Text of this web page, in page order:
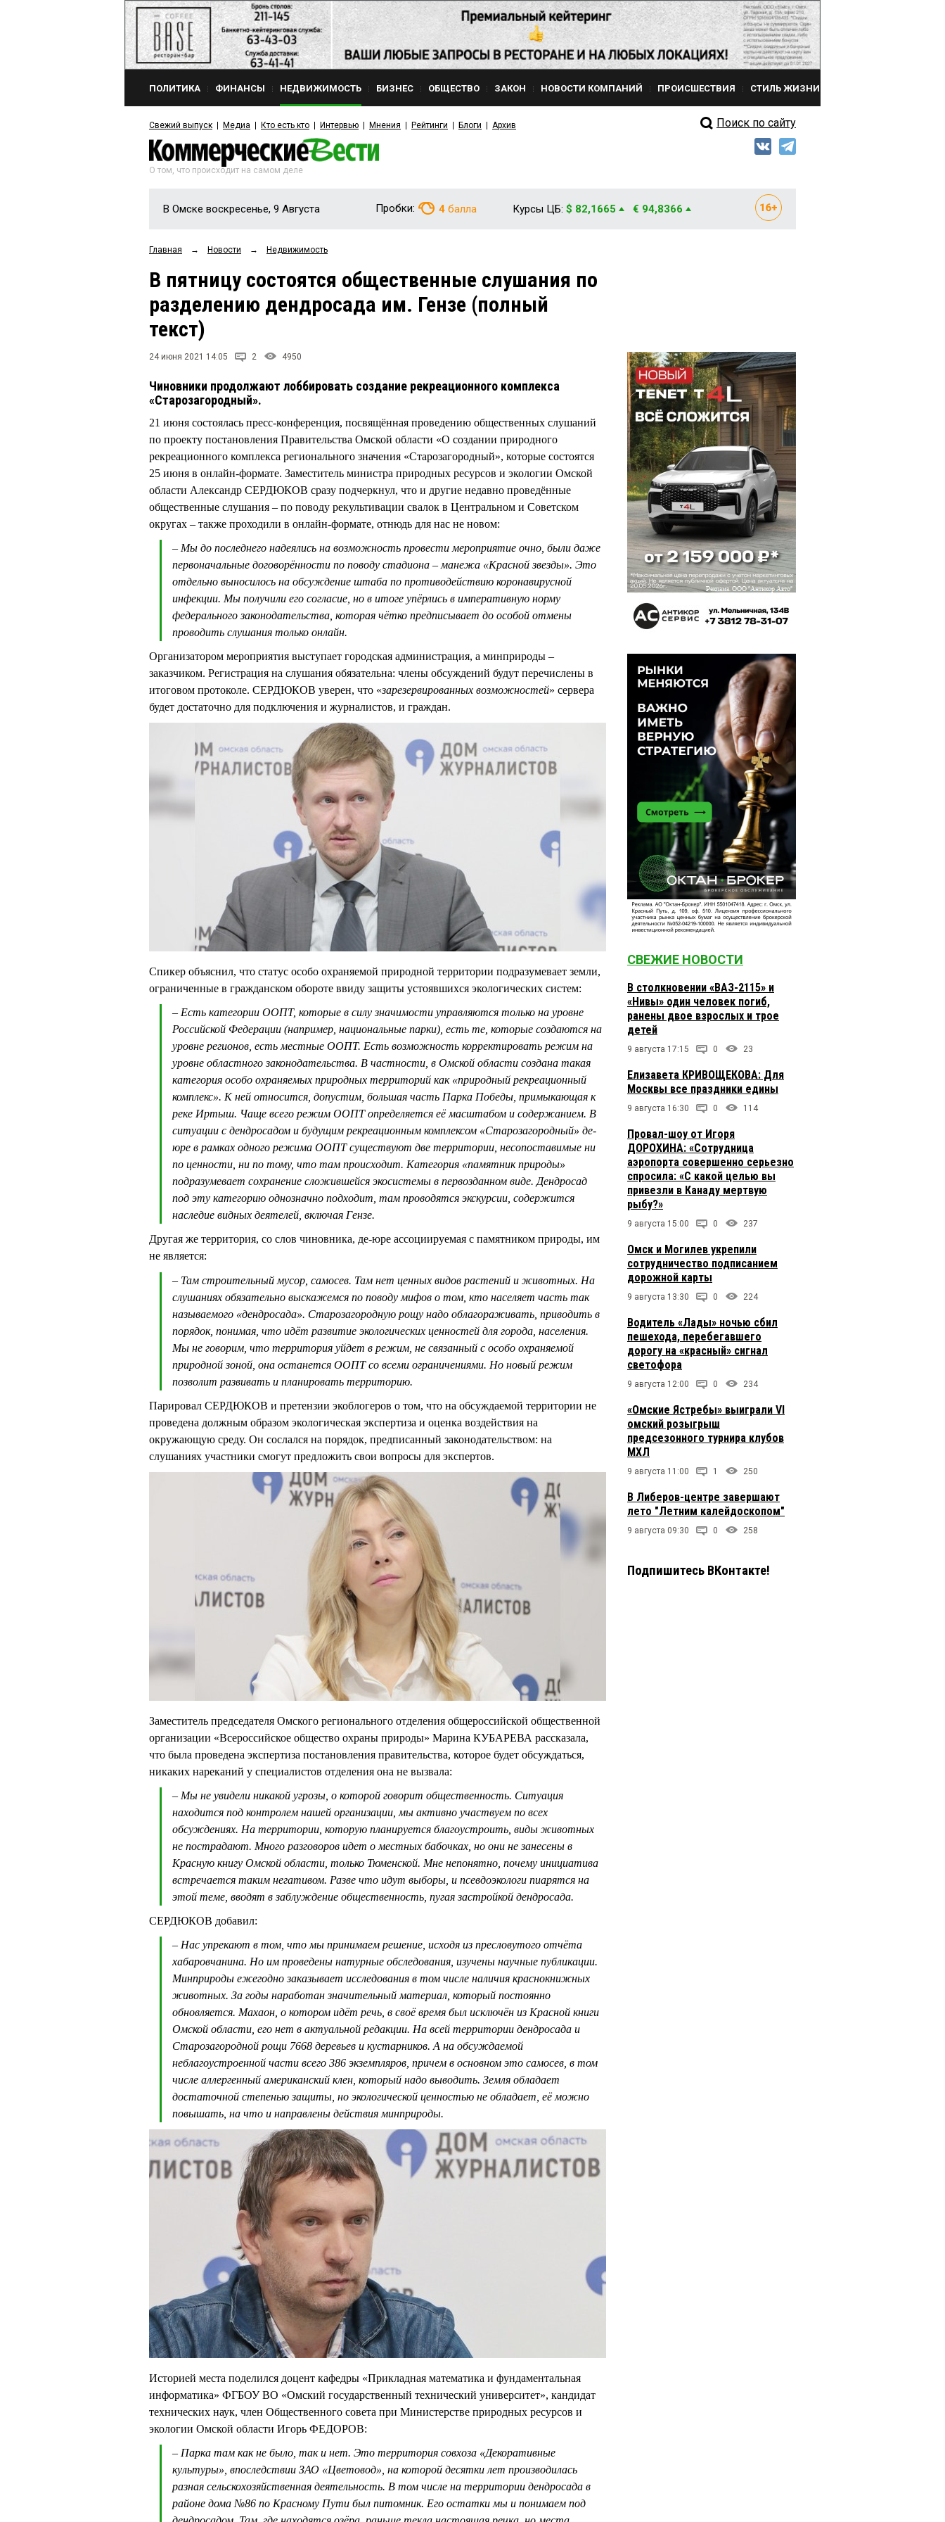
ПОЛИТИКА ФИНАНСЫ НЕДВИЖИМОСТЬ БИЗНЕС ОБЩЕСТВО ЗАКОН НОВОСТИ КОМПАНИЙ ПРОИСШЕСТВИЯ СТИЛЬ ЖИЗНИ
Свежий выпуск Медиа Кто есть кто Интервью Мнения Рейтинги Блоги Архив Поиск по сайту
О том, что происходит на самом деле
В Омске воскресенье, 9 Августа Пробки: 4 балла Курсы ЦБ: $ 82,1665 € 94,8366
Главная → Новости → Недвижимость
В пятницу состоятся общественные слушания по
разделению дендросада им. Гензе (полный
текст)
24 июня 2021 14:05 2 4950
Чиновники продолжают лоббировать создание рекреационного комплекса
«Старозагородный».
21 июня состоялась пресс-конференция, посвящённая проведению общественных слушаний
по проекту постановления Правительства Омской области «О создании природного
рекреационного комплекса регионального значения «Старозагородный», которые состоятся
25 июня в онлайн-формате. Заместитель министра природных ресурсов и экологии Омской
области Александр СЕРДЮКОВ сразу подчеркнул, что и другие недавно проведённые
общественные слушания – по поводу рекультивации свалок в Центральном и Советском
округах – также проходили в онлайн-формате, отнюдь для нас не новом:
– Мы до последнего надеялись на возможность провести мероприятие очно, были даже
первоначальные договорённости по поводу стадиона – манежа «Красной звезды». Это
отдельно выносилось на обсуждение штаба по противодействию коронавирусной
инфекции. Мы получили его согласие, но в итоге упёрлись в императивную норму
федерального законодательства, которая чётко предписывает до особой отмены
проводить слушания только онлайн.
Организатором мероприятия выступает городская администрация, а минприроды –
заказчиком. Регистрация на слушания обязательна: члены обсуждений будут перечислены в
итоговом протоколе. СЕРДЮКОВ уверен, что «зарезервированных возможностей» сервера
будет достаточно для подключения и журналистов, и граждан.
Спикер объяснил, что статус особо охраняемой природной территории подразумевает земли,
ограниченные в гражданском обороте ввиду защиты устоявшихся экологических систем:
– Есть категории ООПТ, которые в силу значимости управляются только на уровне
Российской Федерации (например, национальные парки), есть те, которые создаются на
уровне регионов, есть местные ООПТ. Есть возможность корректировать режим на
уровне областного законодательства. В частности, в Омской области создана такая
категория особо охраняемых природных территорий как «природный рекреационный
комплекс». К ней относится, допустим, большая часть Парка Победы, примыкающая к
реке Иртыш. Чаще всего режим ООПТ определяется её масштабом и содержанием. В
ситуации с дендросадом и будущим рекреационным комплексом «Старозагородный» де-
юре в рамках одного режима ООПТ существуют две территории, несопоставимые ни
по ценности, ни по тому, что там происходит. Категория «памятник природы»
подразумевает сохранение сложившейся экосистемы в первозданном виде. Дендросад
под эту категорию однозначно подходит, там проводятся экскурсии, содержится
наследие видных деятелей, включая Гензе.
Другая же территория, со слов чиновника, де-юре ассоциируемая с памятником природы, им
не является:
– Там строительный мусор, самосев. Там нет ценных видов растений и животных. На
слушаниях обязательно выскажемся по поводу мифов о том, кто населяет часть так
называемого «дендросада». Старозагородную рощу надо облагораживать, приводить в
порядок, понимая, что идёт развитие экологических ценностей для города, населения.
Мы не говорим, что территория уйдет в режим, не связанный с особо охраняемой
природной зоной, она останется ООПТ со всеми ограничениями. Но новый режим
позволит развивать и планировать территорию.
Парировал СЕРДЮКОВ и претензии экоблогеров о том, что на обсуждаемой территории не
проведена должным образом экологическая экспертиза и оценка воздействия на
окружающую среду. Он сослался на порядок, предписанный законодательством: на
слушаниях участники смогут предложить свои вопросы для экспертов.
Заместитель председателя Омского регионального отделения общероссийской общественной
организации «Всероссийское общество охраны природы» Марина КУБАРЕВА рассказала,
что была проведена экспертиза постановления правительства, которое будет обсуждаться,
никаких нареканий у специалистов отделения она не вызвала:
– Мы не увидели никакой угрозы, о которой говорит общественность. Ситуация
находится под контролем нашей организации, мы активно участвуем по всех
обсуждениях. На территории, которую планируется благоустроить, виды животных
не пострадают. Много разговоров идет о местных бабочках, но они не занесены в
Красную книгу Омской области, только Тюменской. Мне непонятно, почему инициатива
встречается таким негативом. Разве что идут выборы, и псевдоэкологи пиарятся на
этой теме, вводят в заблуждение общественность, пугая застройкой дендросада.
СЕРДЮКОВ добавил:
– Нас упрекают в том, что мы принимаем решение, исходя из пресловутого отчёта
хабаровчанина. Но им проведены натурные обследования, изучены научные публикации.
Минприроды ежегодно заказывает исследования в том числе наличия краснокнижных
животных. За годы наработан значительный материал, который постоянно
обновляется. Махаон, о котором идёт речь, в своё время был исключён из Красной книги
Омской области, его нет в актуальной редакции. На всей территории дендросада и
Старозагородной рощи 7668 деревьев и кустарников. А на обсуждаемой
неблагоустроенной части всего 386 экземпляров, причем в основном это самосев, в том
числе аллергенный американский клен, который надо выводить. Земля обладает
достаточной степенью защиты, но экологической ценностью не обладает, её можно
повышать, на что и направлены действия минприроды.
Историей места поделился доцент кафедры «Прикладная математика и фундаментальная
информатика» ФГБОУ ВО «Омский государственный технический университет», кандидат
технических наук, член Общественного совета при Министерстве природных ресурсов и
экологии Омской области Игорь ФЕДОРОВ:
– Парка там как не было, так и нет. Это территория совхоза «Декоративные
культуры», впоследствии ЗАО «Цветовод», на которой десятки лет производилась
разная сельскохозяйственная деятельность. В том числе на территории дендросада в
районе дома №86 по Красному Пути был питомник. Его остатки мы и понимаем под
СВЕЖИЕ НОВОСТИ
В столкновении «ВАЗ-2115» и
«Нивы» один человек погиб,
ранены двое взрослых и трое
детей
9 августа 17:15 0 23
Елизавета КРИВОЩЕКОВА: Для
Москвы все праздники едины
9 августа 16:30 0 114
Провал-шоу от Игоря
ДОРОХИНА: «Сотрудница
аэропорта совершенно серьезно
спросила: «С какой целью вы
привезли в Канаду мертвую
рыбу?»
9 августа 15:00 0 237
Омск и Могилев укрепили
сотрудничество подписанием
дорожной карты
9 августа 13:30 0 224
Водитель «Лады» ночью сбил
пешехода, перебегавшего
дорогу на «красный» сигнал
светофора
9 августа 12:00 0 234
«Омские Ястребы» выиграли VI
омский розыгрыш
предсезонного турнира клубов
МХЛ
9 августа 11:00 1 250
В Либеров-центре завершают
лето "Летним калейдоскопом"
9 августа 09:30 0 258
Подпишитесь ВКонтакте!